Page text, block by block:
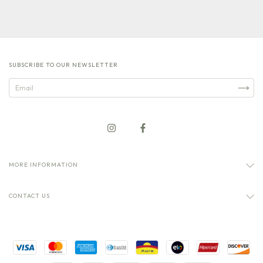
SUBSCRIBE TO OUR NEWSLETTER
MORE INFORMATION
CONTACT US